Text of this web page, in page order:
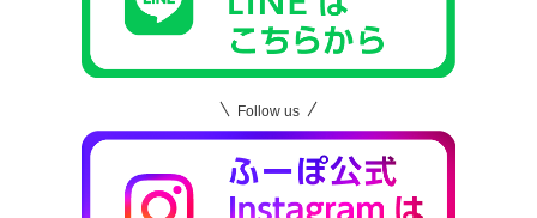
Follow us